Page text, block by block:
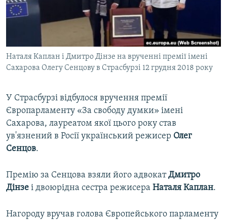
ВІДЕОУРОКИ «ELIFBE»
СВІДЧЕННЯ ОКУПАЦІЇ
УКРАЇНСЬКА ПРОБЛЕМА КРИМУ
ІНФОГРАФІКА
Русский
ДОЛУЧАЙСЯ!
Усі сайти RFE/RL
Наталя Каплан і Дмитро Дінзе на врученні премії імені
Сахарова Олегу Сенцову в Страсбурзі 12 грудня 2018 року
У Страсбурзі відбулося вручення премії
Європарламенту «За свободу думки» імені
Сахарова, лауреатом якої цього року став
ув'язнений в Росії український режисер Олег
Сенцов.
Премію за Сенцова взяли його адвокатДмитро
Дінзе і двоюрідна сестра режисера Наталя Каплан.
Нагороду вручав голова Європейського парламенту